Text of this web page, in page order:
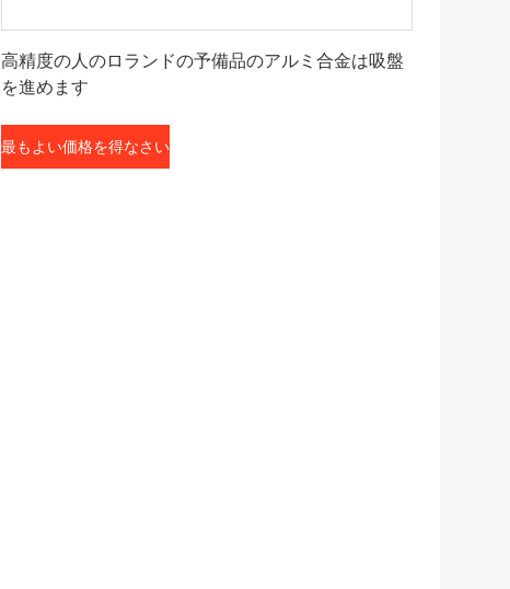
高精度の人のロランドの予備品のアルミ合金は吸盤
を進めます
最もよい価格を得なさい